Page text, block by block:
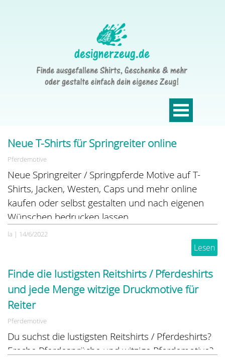
Neue T-Shirts für Springreiter online
Pferdemotive
Neue Springreiter / Springpferde Motive auf T-
Shirts, Jacken, Westen, Caps und mehr online
kaufen oder selbst gestalten und nach eigenen
Wünschen bedrucken lassen.
la | 14/6/2022
Lesen
Finde die lustigsten Reitshirts / Pferdeshirts
und jede Menge witzige Druckmotive für
Reiter
Pferdemotive
Du suchst die lustigsten Reitshirts / Pferdeshirts?
Freche Pferdesprüche und witzige Pferdemotive?